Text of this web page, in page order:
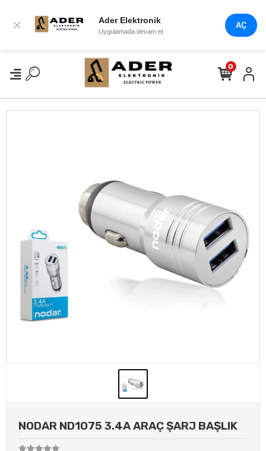
× Ader Elektronik
Uygulamada devam et
AÇ
0
NODAR ND1075 3.4A ARAÇ ŞARJ BAŞLIK